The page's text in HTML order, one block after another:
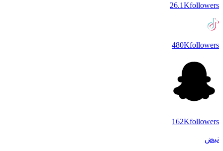
26.1Kfollowers
480Kfollowers
162Kfollowers
نبض